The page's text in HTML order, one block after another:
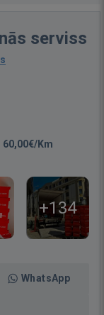
serviss
60,00€/Km
+134
WhatsApp